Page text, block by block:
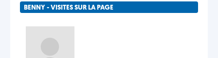
BENNY - VISITES SUR LA PAGE